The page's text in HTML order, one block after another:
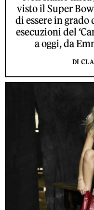
visto il Super
di essere in
esecuzioni del
a oggi, da
DI